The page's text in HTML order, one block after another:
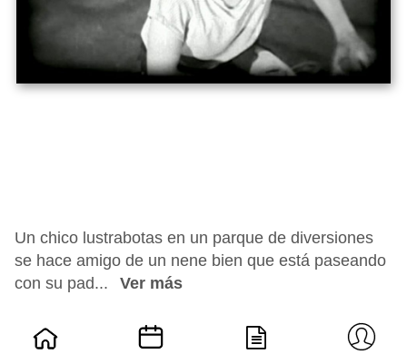
Un chico lustrabotas en un parque de diversiones
se hace amigo de un nene bien que está paseando
con su pad...
Ver más